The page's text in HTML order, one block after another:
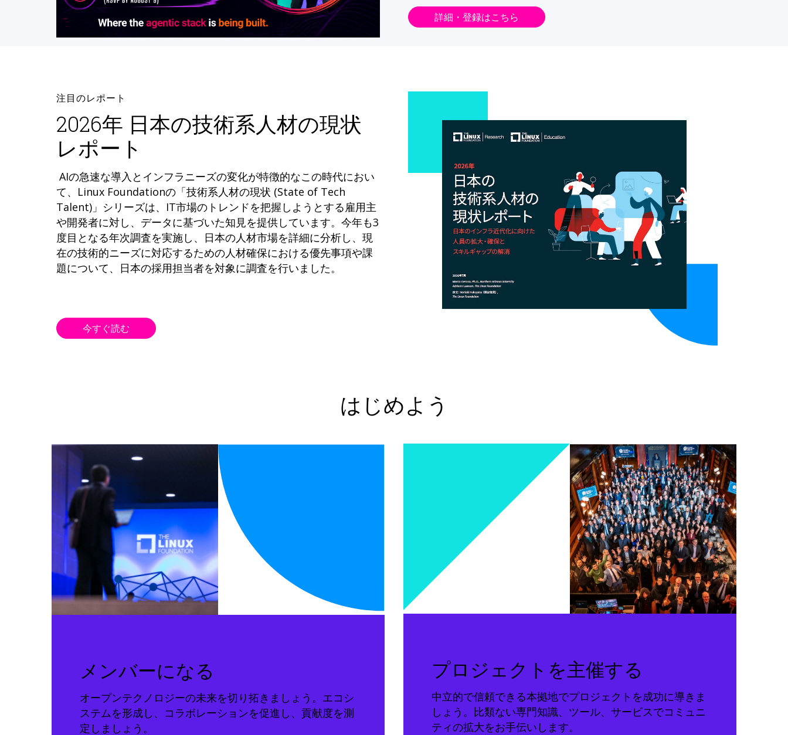
詳細・登録はこちら
注目のレポート
2026年 日本の技術系人材の現状
レポート
AIの急速な導入とインフラニーズの変化が特徴的なこの時代におい
て、Linux Foundationの「技術系人材の現状 (State of Tech
Talent)」シリーズは、IT市場のトレンドを把握しようとする雇用主
や開発者に対し、データに基づいた知見を提供しています。今年も3
度目となる年次調査を実施し、日本の人材市場を詳細に分析し、現
在の技術的ニーズに対応するための人材確保における優先事項や課
題について、日本の採用担当者を対象に調査を行いました。
今すぐ読む
はじめよう
メンバーになる
オープンテクノロジーの未来を切り拓きましょう。エコシ
ステムを形成し、コラボレーションを促進し、貢献度を測
定しましょう。
プロジェクトを主催する
中立的で信頼できる本拠地でプロジェクトを成功に導きま
しょう。比類ない専門知識、ツール、サービスでコミュニ
ティの拡大をお手伝いします。